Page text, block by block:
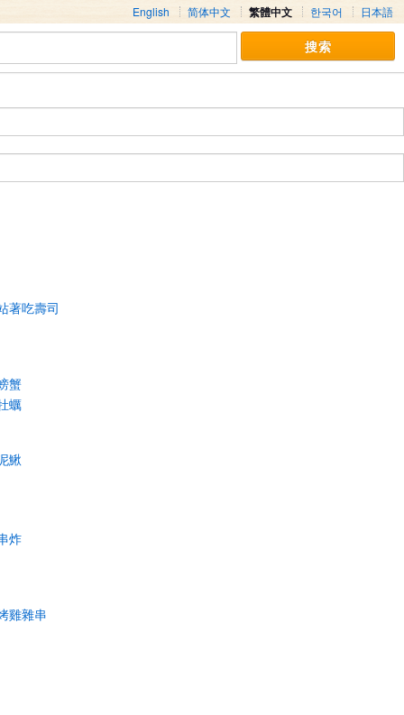
English 简体中文 繁體中文 한국어 日本語
著吃壽司
蟹
蠣
鰍
炸
雞雜串